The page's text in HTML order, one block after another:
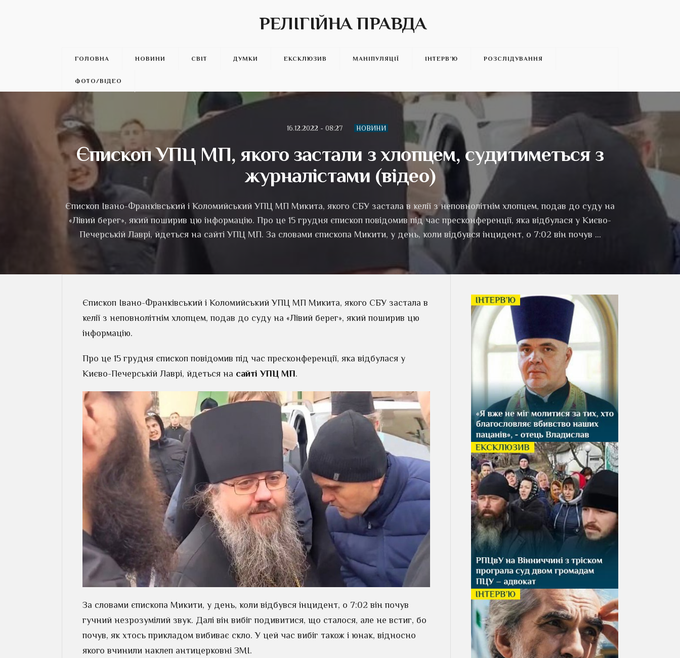
РЕЛІГІЙНА ПРАВДА
ГОЛОВНА НОВИНИ СВІТ ДУМКИ ЕКСКЛЮЗИВ МАНІПУЛЯЦІЇ ІНТЕРВ’Ю РОЗСЛІДУВАННЯ
ФОТО/ВІДЕО
16.12.2022 - 08:27 НОВИНИ
Єпископ УПЦ МП, якого застали з хлопцем, судитиметься з
журналістами (відео)
Єпископ Івано-Франківський і Коломийський УПЦ МП Микита, якого СБУ застала в келії з неповнолітнім хлопцем, подав до суду на
«Лівий берег», який поширив цю інформацію. Про це 15 грудня єпископ повідомив під час пресконференції, яка відбулася у Києво-
Печерській Лаврі, йдеться на сайті УПЦ МП. За словами єпископа Микити, у день, коли відбувся інцидент, о 7:02 він почув …
Єпископ Івано-Франківський і Коломийський УПЦ МП Микита, якого СБУ застала в
келії з неповнолітнім хлопцем, подав до суду на «Лівий берег», який поширив цю
інформацію.
Про це 15 грудня єпископ повідомив під час пресконференції, яка відбулася у
Києво-Печерській Лаврі, йдеться на сайті УПЦ МП.
За словами єпископа Микити, у день, коли відбувся інцидент, о 7:02 він почув
гучний незрозумілий звук. Далі він вибіг подивитися, що сталося, але не встиг, бо
почув, як хтось прикладом вибиває скло. У цей час вибіг також і юнак, відносно
якого вчинили наклеп антицерковні ЗМІ.